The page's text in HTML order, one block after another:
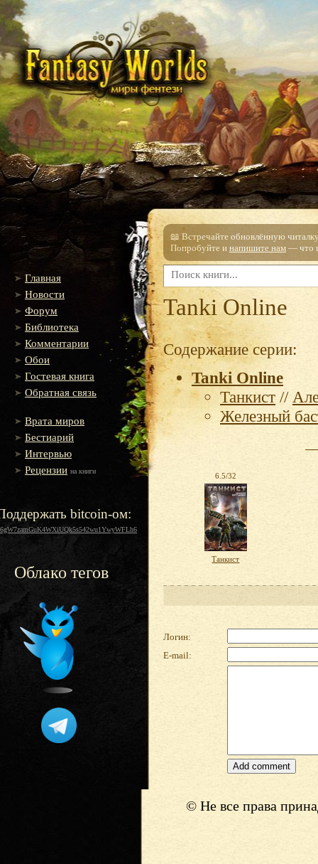
Главная
Новости
Форум
Библиотека
Комментарии
Обои
Гостевая книга
Обратная связь
Врата миров
Бестиарий
Интервью
Рецензии на книги
bitcoin-ом:
Облако тегов
📖 Встречайте обновлённую
Попробуйте и напишите нам — что
Tanki Online
Содержание серии:
Tanki Online
Танкист //
Железный
6.5/32
Танкист
Логин:
E-mail:
© Не все права